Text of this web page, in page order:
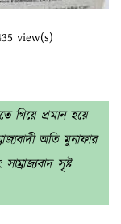
view(s)
গিয়ে প্রমান হয়ে
অতি মুনাফার
সৃষ্ট